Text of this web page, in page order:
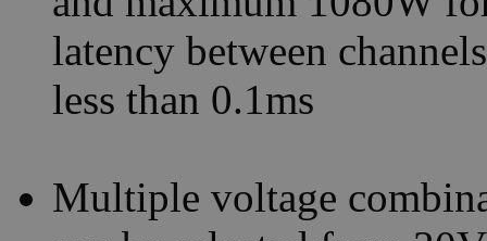
latency between
less than 0.1ms
Multiple voltage